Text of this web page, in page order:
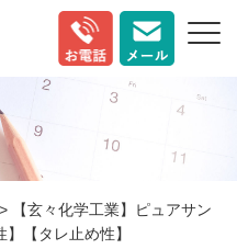
>
【玄々化学工業】ピュアサン
【タレ止め性】